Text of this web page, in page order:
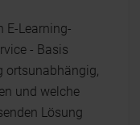
E-Learning-
- Basis
ortsunabhängig,
und welche
Lösung